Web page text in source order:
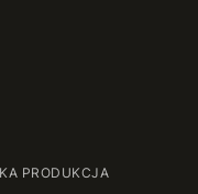
PRODUKCJA